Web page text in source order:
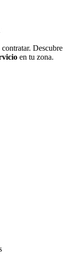
Descubre
en tu zona.